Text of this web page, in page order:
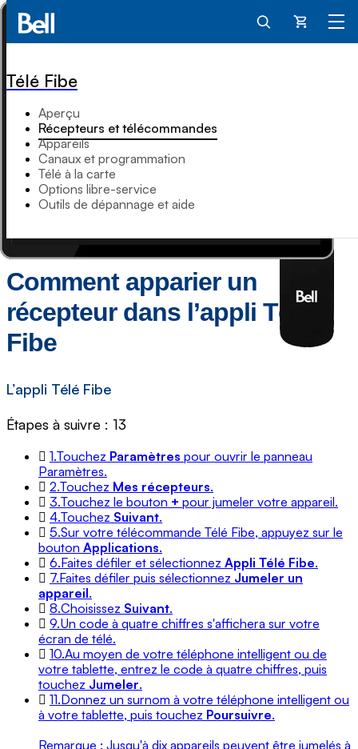
Panier
Télé Fibe
Aperçu
Récepteurs et télécommandes
Appareils
Canaux et programmation
Télé à la carte
Options libre-service
Outils de dépannage et aide
Comment apparier un
récepteur dans l’appli Télé
Fibe
L’appli Télé Fibe
Étapes à suivre : 13
1.Touchez Paramètres pour ouvrir le panneau
Paramètres.
2.Touchez Mes récepteurs.
3.Touchez le bouton + pour jumeler votre appareil.
4.Touchez Suivant.
5.Sur votre télécommande Télé Fibe, appuyez sur le
bouton Applications.
6.Faites défiler et sélectionnez Appli Télé Fibe.
7.Faites défiler puis sélectionnez Jumeler un
appareil.
8.Choisissez Suivant.
9.Un code à quatre chiffres s'affichera sur votre
écran de télé.
10.Au moyen de votre téléphone intelligent ou de
votre tablette, entrez le code à quatre chiffres, puis
touchez Jumeler.
11.Donnez un surnom à votre téléphone intelligent ou
à votre tablette, puis touchez Poursuivre.
Remarque : Jusqu'à dix appareils peuvent être jumelés à